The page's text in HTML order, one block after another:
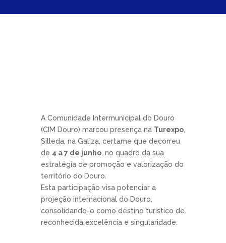
A Comunidade Intermunicipal do Douro
(CIM Douro) marcou presença na Turexpo,
Silleda, na Galiza, certame que decorreu
de 4 a 7 de junho, no quadro da sua
estratégia de promoção e valorização do
território do Douro.
Esta participação visa potenciar a
projeção internacional do Douro,
consolidando-o como destino turístico de
reconhecida excelência e singularidade.